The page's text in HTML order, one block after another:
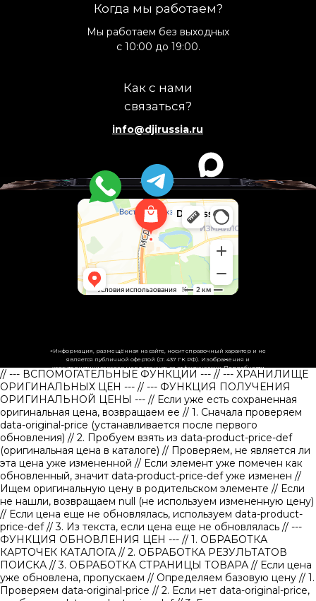
Когда мы работаем?
Как с нами
связаться?
Мы работаем без выходных
с 10:00 до 19:00.
info@djirussia.ru
«Информация, размещённая на сайте, носит справочный характер и не
является публичной офертой (ст. 437 ГК РФ). Изображения и
характеристики товаров могут отличаться от фактических. Подробности
уточняйте у менеджеров.»
// --- ВСПОМОГАТЕЛЬНЫЕ ФУНКЦИИ --- // --- ХРАНИЛИЩЕ
ОРИГИНАЛЬНЫХ ЦЕН --- // --- ФУНКЦИЯ ПОЛУЧЕНИЯ
ОРИГИНАЛЬНОЙ ЦЕНЫ --- // Если уже есть сохраненная
оригинальная цена, возвращаем ее // 1. Сначала проверяем
data-original-price (устанавливается после первого
обновления) // 2. Пробуем взять из data-product-price-def
(оригинальная цена в каталоге) // Проверяем, не является ли
эта цена уже измененной // Если элемент уже помечен как
обновленный, значит data-product-price-def уже изменен //
Ищем оригинальную цену в родительском элементе // Если
не нашли, возвращаем null (не используем измененную цену)
// Если цена еще не обновлялась, используем data-product-
price-def// 3. Из текста, если цена еще не обновлялась // ---
ФУНКЦИЯ ОБНОВЛЕНИЯ ЦЕН --- // 1. ОБРАБОТКА
КАРТОЧЕК КАТАЛОГА // 2. ОБРАБОТКА РЕЗУЛЬТАТОВ
ПОИСКА // 3. ОБРАБОТКА СТРАНИЦЫ ТОВАРА // Если цена
уже обновлена, пропускаем // Определяем базовую цену // 1.
Проверяем data-original-price // 2. Если нет data-original-price,